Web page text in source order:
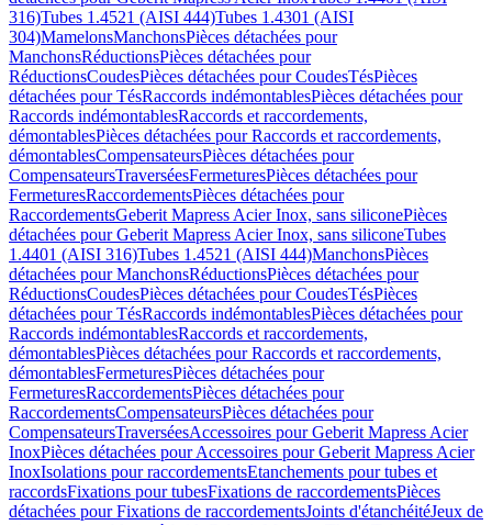
316)Tubes 1.4521 (AISI 444)Tubes 1.4301 (AISI
304)MamelonsManchonsPièces détachées pour
ManchonsRéductionsPièces détachées pour
RéductionsCoudesPièces détachées pour CoudesTésPièces
détachées pour TésRaccords indémontablesPièces détachées pour
Raccords indémontablesRaccords et raccordements,
démontablesPièces détachées pour Raccords et raccordements,
démontablesCompensateursPièces détachées pour
CompensateursTraverséesFermeturesPièces détachées pour
FermeturesRaccordementsPièces détachées pour
RaccordementsGeberit Mapress Acier Inox, sans siliconePièces
détachées pour Geberit Mapress Acier Inox, sans siliconeTubes
1.4401 (AISI 316)Tubes 1.4521 (AISI 444)ManchonsPièces
détachées pour ManchonsRéductionsPièces détachées pour
RéductionsCoudesPièces détachées pour CoudesTésPièces
détachées pour TésRaccords indémontablesPièces détachées pour
Raccords indémontablesRaccords et raccordements,
démontablesPièces détachées pour Raccords et raccordements,
démontablesFermeturesPièces détachées pour
FermeturesRaccordementsPièces détachées pour
RaccordementsCompensateursPièces détachées pour
CompensateursTraverséesAccessoires pour Geberit Mapress Acier
InoxPièces détachées pour Accessoires pour Geberit Mapress Acier
InoxIsolations pour raccordementsEtanchements pour tubes et
raccordsFixations pour tubesFixations de raccordementsPièces
détachées pour Fixations de raccordementsJoints d'étanchéitéJeux de